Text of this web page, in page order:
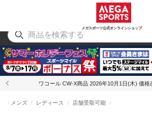
メガスポーツ公式オンラインショップ
アウトドア
ワコール CW-X商品 2026年10月1日(木) 価格
メンズ レディース 店舗受取可能